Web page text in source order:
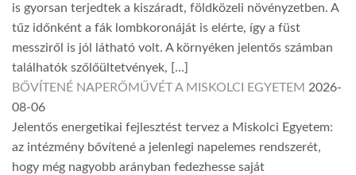
is gyorsan terjedtek a kiszáradt, földközeli növényzetben. A
tűz időnként a fák lombkoronáját is elérte, így a füst
messziről is jól látható volt. A környéken jelentős számban
találhatók szőlőültetvények, […]
BŐVÍTENÉ NAPERŐMŰVÉT A MISKOLCI EGYETEM 2026-
08-06
Jelentős energetikai fejlesztést tervez a Miskolci Egyetem:
az intézmény bővítené a jelenlegi napelemes rendszerét,
hogy még nagyobb arányban fedezhesse saját